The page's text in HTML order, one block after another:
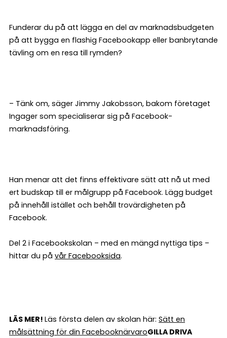
Funderar du på att lägga en del av marknadsbudgeten
på att bygga en flashig Facebookapp eller banbrytande
tävling om en resa till rymden?
– Tänk om, säger Jimmy Jakobsson, bakom företaget
Ingager som specialiserar sig på Facebook-
marknadsföring.
Han menar att det finns effektivare sätt att nå ut med
ert budskap till er målgrupp på Facebook. Lägg budget
på innehåll istället och behåll trovärdigheten på
Facebook.
Del 2 i Facebookskolan – med en mängd nyttiga tips –
hittar du på vår Facebooksida.
LÄS MER! Läs första delen av skolan här: Sätt en
målsättning för din FacebooknärvaroGILLA DRIVA